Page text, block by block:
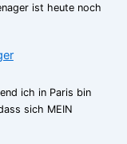
ist heute noch
ich in Paris bin
sich MEIN